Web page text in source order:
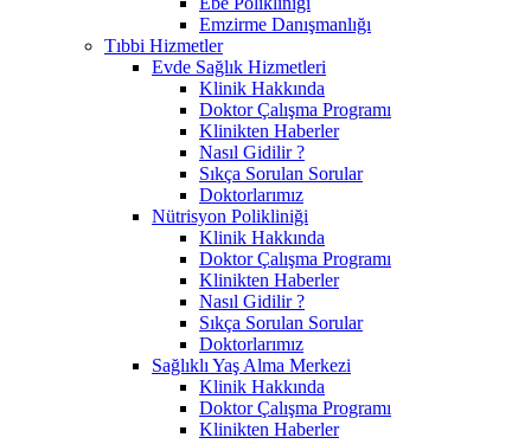
Emzirme Danışmanlığı
Tıbbi Hizmetler
Evde Sağlık Hizmetleri
Klinik Hakkında
Doktor Çalışma Programı
Klinikten Haberler
Nasıl Gidilir ?
Sıkça Sorulan Sorular
Doktorlarımız
Nütrisyon Polikliniği
Klinik Hakkında
Doktor Çalışma Programı
Klinikten Haberler
Nasıl Gidilir ?
Sıkça Sorulan Sorular
Doktorlarımız
Sağlıklı Yaş Alma Merkezi
Klinik Hakkında
Doktor Çalışma Programı
Klinikten Haberler